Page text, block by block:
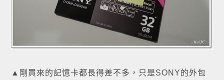
▲剛買來的記憶卡都長得差不多，只是SONY的外包